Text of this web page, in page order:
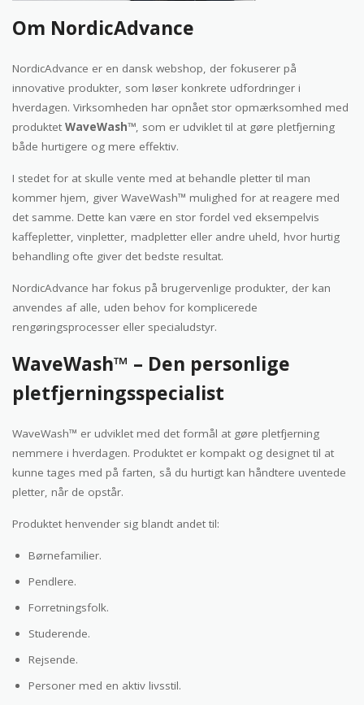
Om NordicAdvance
NordicAdvance er en dansk webshop, der fokuserer på
innovative produkter, som løser konkrete udfordringer i
hverdagen. Virksomheden har opnået stor opmærksomhed med
produktet WaveWash™ , som er udviklet til at gøre pletfjerning
både hurtigere og mere effektiv.
I stedet for at skulle vente med at behandle pletter til man
kommer hjem, giver WaveWash™ mulighed for at reagere med
det samme. Dette kan være en stor fordel ved eksempelvis
kaffepletter, vinpletter, madpletter eller andre uheld, hvor hurtig
behandling ofte giver det bedste resultat.
NordicAdvance har fokus på brugervenlige produkter, der kan
anvendes af alle, uden behov for komplicerede
rengøringsprocesser eller specialudstyr.
WaveWash™ – Den personlige
pletfjerningsspecialist
WaveWash™ er udviklet med det formål at gøre pletfjerning
nemmere i hverdagen. Produktet er kompakt og designet til at
kunne tages med på farten, så du hurtigt kan håndtere uventede
pletter, når de opstår.
Produktet henvender sig blandt andet til:
Børnefamilier.
Pendlere.
Forretningsfolk.
Studerende.
Rejsende.
Personer med en aktiv livsstil.